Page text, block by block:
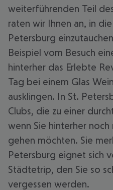
weiterführenden Teil
raten wir Ihnen an, in
Petersburg
Beispiel vom Besuch
hinterher das Erlebte
Tag bei einem Glas
ausklingen. In St.
Clubs, die zu einer
wenn Sie hinterher
gehen möchten. Sie
Petersburg eignet sich
Städtetrip, den Sie so
vergessen werden.